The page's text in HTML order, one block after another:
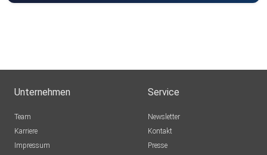
Unternehmen
Team
Karriere
Impressum
Service
Newsletter
Kontakt
Presse